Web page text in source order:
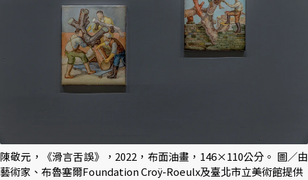
陳敬元，《滑言舌誤》，2022，布面油畫，146×110公分。 圖／由
藝術家、布魯塞爾Foundation Croÿ-Roeulx及臺北市立美術館提供